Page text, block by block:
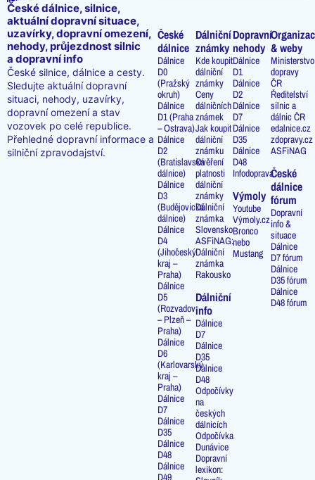
České dálnice, silnice,
aktuální dopravní situace,
uzavírky, dopravní omezení,
nehody, průjezdnost silnic
a dopravní info
České silnice, dálnice a cesty.
Sledujte aktuální dopravní
situaci, nehody, uzavírky,
dopravní omezení a stav
vozovek po celé republice.
Přehledné dopravní informace a
silniční zpravodajství.
České
dálnice
Dálnice
D0
(Pražský
okruh)
Dálnice
D1 (Praha
– Ostrava)
Dálnice
D2
(Bratislavská
dálnice)
Dálnice
D3
(Budějovická
dálnice)
Dálnice
D4
(Jihočeský
kraj –
Praha)
Dálnice
D5
(Rozvadov
– Plzeň –
Praha)
Dálnice
D6
(Karlovarský
kraj –
Praha)
Dálnice
D7
Dálnice
D35
Dálnice
D48
Dálnice
D49
Dálniční
známky
Kde koupit
dálniční
známky
Ceny
dálničních
známek
Jak koupit
dálniční
známku
Ověření
platnosti
dálniční
známky
Dálniční
známka
Slovensko
ASFiNAG:
Dálniční
známka
Rakousko
Dálniční
info
Dálnice
D7
Dálnice
D35
Dálnice
D48
Odpočívky
na
českých
dálnicích
Odpočívka
Dunávice
Dopravní
lexikon:
Dopravní
nehody
Dálnice
D1
Dálnice
D2
Dálnice
D7
Dálnice
D35
Dálnice
D48
Infodoprava
Výmoly
Youtube
Výmoly.cz
Bronco
nebo
Mustang
& weby
Ministerstvo
dopravy
ČR
Ředitelství
silnic a
dálnic ČR
edalnice.cz
zdopravy.cz
ASFiNAG
České
dálnice
fórum
Dopravní
info &
situace
Dálnice
D7 fórum
Dálnice
D35 fórum
Dálnice
D48 fórum